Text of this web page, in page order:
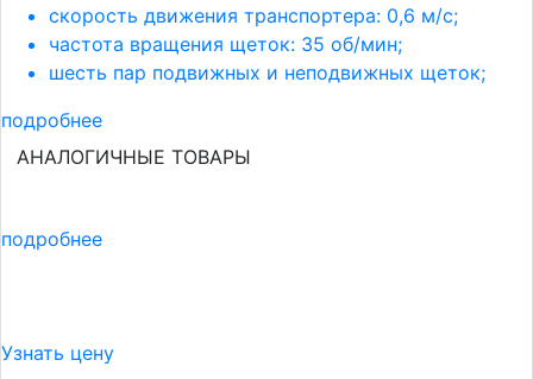
скорость движения транспортера: 0,6 м/с;
частота вращения щеток: 35 об/мин;
шесть пар подвижных и неподвижных щеток;
подробнее
АНАЛОГИЧНЫЕ ТОВАРЫ
подробнее
Узнать цену